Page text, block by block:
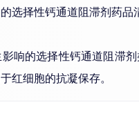
选择性钙通道阻滞剂药
响的选择性钙通道阻滞
红细胞的抗凝保存。